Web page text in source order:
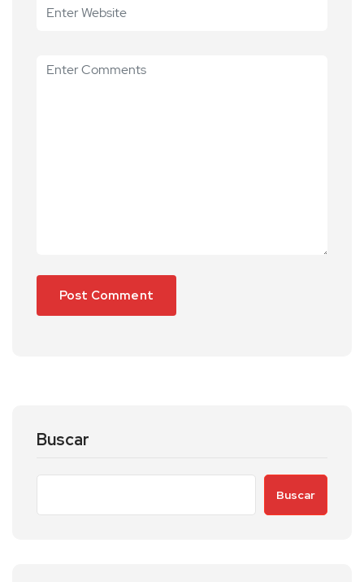
Buscar
Buscar